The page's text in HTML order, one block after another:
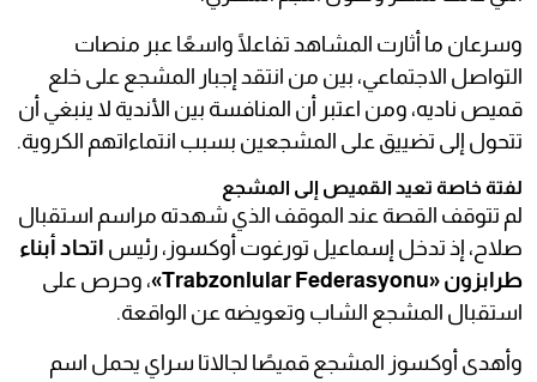
وسرعان ما أثارت المشاهد تفاعلًا واسعًا عبر منصات
التواصل الاجتماعي، بين من انتقد إجبار المشجع على خلع
قميص ناديه، ومن اعتبر أن المنافسة بين الأندية لا ينبغي أن
تتحول إلى تضييق على المشجعين بسبب انتماءاتهم الكروية.
لفتة خاصة تعيد القميص إلى المشجع
لم تتوقف القصة عند الموقف الذي شهدته مراسم استقبال
صلاح، إذ تدخل إسماعيل تورغوت أوكسوز، رئيس اتحاد أبناء
طرابزون «Trabzonlular Federasyonu»
، وحرص على
استقبال المشجع الشاب وتعويضه عن الواقعة.
وأهدى أوكسوز المشجع قميصًا لجالاتا سراي يحمل اسم